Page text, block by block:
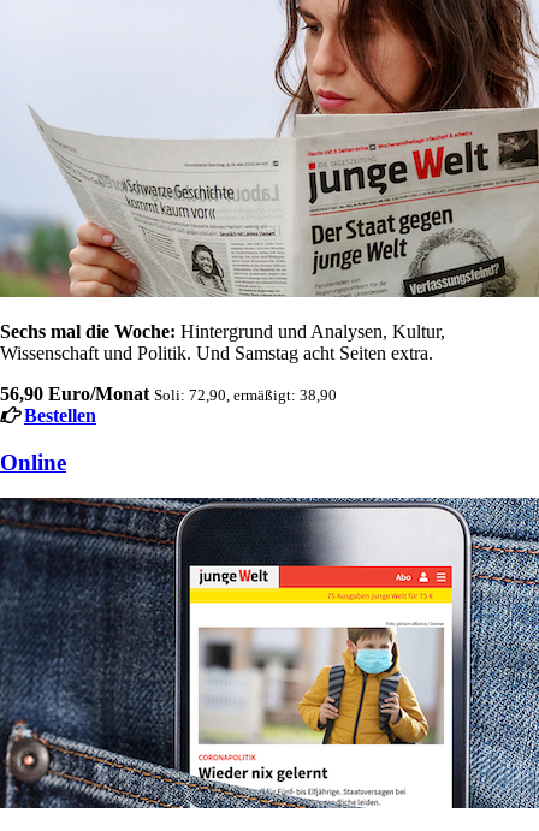
Sechs mal die Woche: Hintergrund und Analysen, Kultur,
Wissenschaft und Politik. Und Samstag acht Seiten extra.
56,90 Euro/Monat Soli: 72,90, ermäßigt: 38,90
Bestellen
Online